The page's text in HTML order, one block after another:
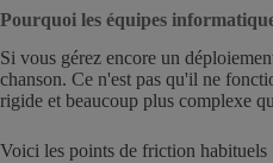
Pourquoi les équipes
Si vous gérez encore un
chanson. Ce n'est pas qu'il ne
rigide et beaucoup plus complexe
Voici les points de friction habituels